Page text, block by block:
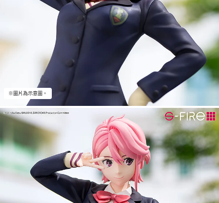
※圖片為示意圖。